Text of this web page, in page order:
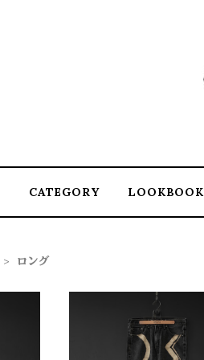
CATEGORY LOOKBOOK
ロング